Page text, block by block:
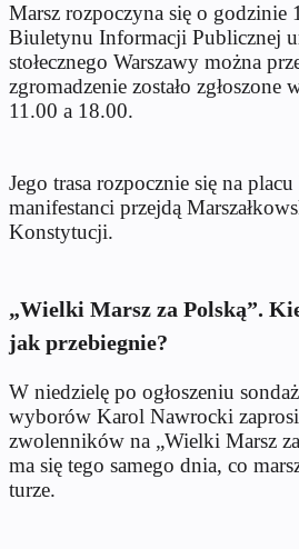
Marsz rozpoczyna się o godzinie
Biuletynu Informacji Publicznej
stołecznego Warszawy można
zgromadzenie zostało zgłoszone
11.00 a 18.00.
Jego trasa rozpocznie się na
manifestanci przejdą
Konstytucji.
„Wielki Marsz za Polską”.
jak przebiegnie?
W niedzielę po ogłoszeniu
wyborów Karol Nawrocki
zwolenników na „Wielki Marsz
ma się tego samego dnia, co
turze.